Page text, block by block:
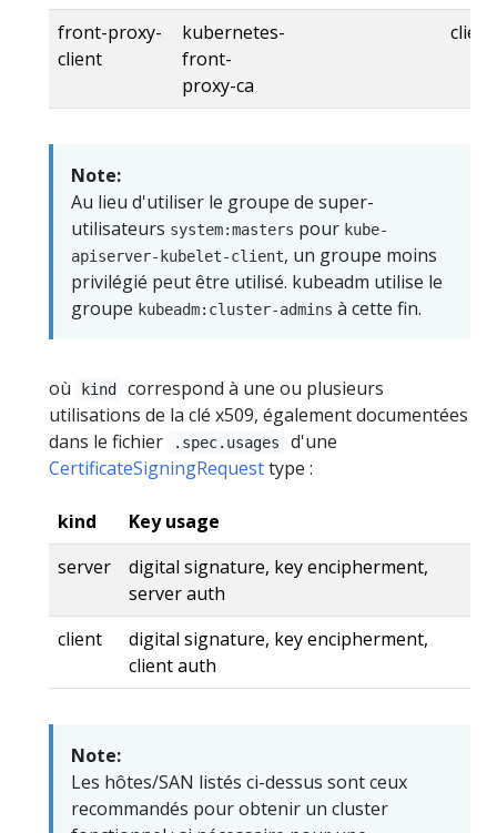
front-proxy-
client
kubernetes-
front-
proxy-ca
client
Note:
Au lieu d'utiliser le groupe de super-
utilisateurs system:masters pour kube-
apiserver-kubelet-client, un groupe moins
privilégié peut être utilisé. kubeadm utilise le
groupe kubeadm:cluster-admins à cette fin.
où kind
correspond à une ou plusieurs
utilisations de la clé x509, également documentées
dans le fichier
.spec.usages
d'une
CertificateSigningRequesttype :
kind
Key usage
server
digital signature, key encipherment,
server auth
client
digital signature, key encipherment,
client auth
Note:
Les hôtes/SAN listés ci-dessus sont ceux
recommandés pour obtenir un cluster